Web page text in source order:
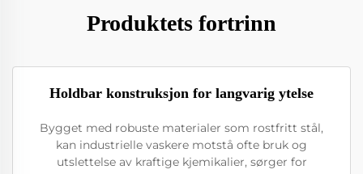
Produktets fortrinn
Holdbar konstruksjon for langvarig ytelse
Bygget med robuste materialer som rostfritt stål,
kan industrielle vaskere motstå ofte bruk og
utslettelse av kraftige kjemikalier, sørger for